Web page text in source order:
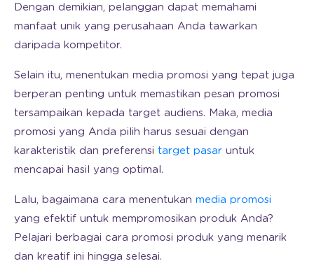
Dengan demikian, pelanggan dapat memahami
manfaat unik yang perusahaan Anda tawarkan
daripada kompetitor.
Selain itu, menentukan media promosi yang tepat juga
berperan penting untuk memastikan pesan promosi
tersampaikan kepada target audiens. Maka, media
promosi yang Anda pilih harus sesuai dengan
karakteristik dan preferensi target pasar untuk
mencapai hasil yang optimal.
Lalu, bagaimana cara menentukan media promosi
yang efektif untuk mempromosikan produk Anda?
Pelajari berbagai cara promosi produk yang menarik
dan kreatif ini hingga selesai.